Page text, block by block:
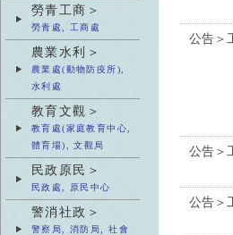
勞青工商＞
勞青處, 工商處
農業水利＞
農業處(動物防疫所),
水利處
教育文觀＞
教育處(家庭教育中心,
體育場), 文觀局
民政原民＞
民政處, 原民中心
警消社政＞
警察局, 消防局, 社會
公告＞
公告＞
公告＞